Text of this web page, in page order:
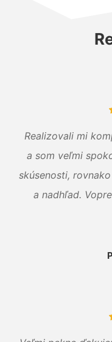
Realizovali mi
a som veľmi
skúsenosti,
a nadhľad.